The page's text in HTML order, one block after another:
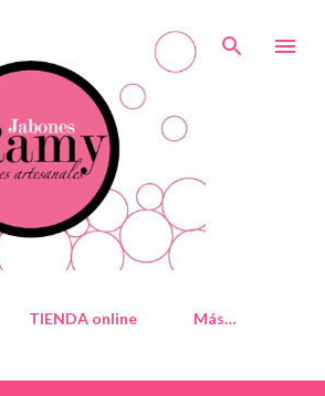
TIENDA online Más…